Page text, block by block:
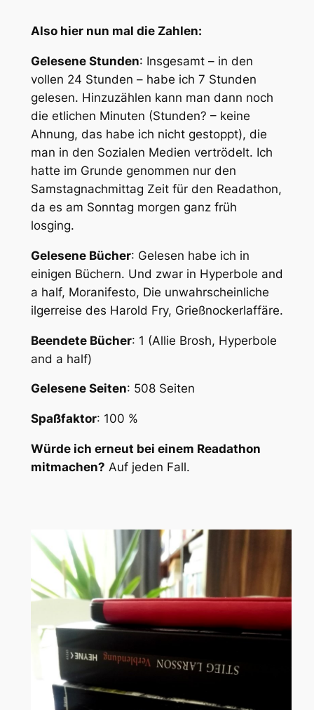
Also hier nun mal die Zahlen:
Gelesene Stunden: Insgesamt – in den
vollen 24 Stunden – habe ich 7 Stunden
gelesen. Hinzuzählen kann man dann noch
die etlichen Minuten (Stunden? – keine
Ahnung, das habe ich nicht gestoppt), die
man in den Sozialen Medien vertrödelt. Ich
hatte im Grunde genommen nur den
Samstagnachmittag Zeit für den Readathon,
da es am Sonntag morgen ganz früh
losging.
Gelesene Bücher: Gelesen habe ich in
einigen Büchern. Und zwar in Hyperbole and
a half, Moranifesto, Die unwahrscheinliche
ilgerreise des Harold Fry, Grießnockerlaffäre.
Beendete Bücher: 1 (Allie Brosh, Hyperbole
and a half)
Gelesene Seiten: 508 Seiten
Spaßfaktor: 100 %
Würde ich erneut bei einem Readathon
mitmachen? Auf jeden Fall.